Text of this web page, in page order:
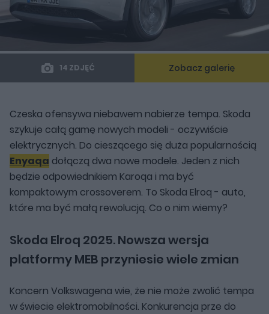
14 ZDJĘĆ Zobacz galerię
Czeska ofensywa niebawem nabierze tempa. Skoda
szykuje całą gamę nowych modeli - oczywiście
elektrycznych. Do cieszącego się duża popularnością
Enyaqa dołączą dwa nowe modele. Jeden z nich
będzie odpowiednikiem Karoqa i ma być
kompaktowym crossoverem. To Skoda Elroq - auto,
które ma być małą rewolucją. Co o nim wiemy?
Skoda Elroq 2025. Nowsza wersja
platformy MEB przyniesie wiele zmian
Koncern Volkswagena wie, że nie może zwolić tempa
w świecie elektromobilności. Konkurencja prze do